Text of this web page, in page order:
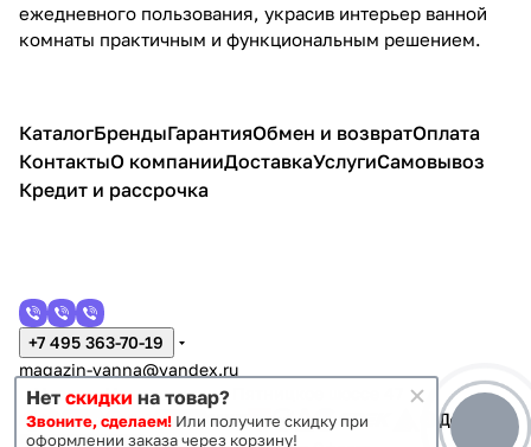
ежедневного пользования, украсив интерьер ванной
комнаты практичным и функциональным решением.
КаталогБрендыГарантияОбмен и возвратОплата
КонтактыО компанииДоставкаУслугиСамовывоз
Кредит и рассрочка
+7 495 363-70-19
magazin-vanna@yandex.ru
г. Москва, Митино, улица Пятницкое шоссе 47
Нет скидки на товар?
Звоните, сделаем! Или получите скидку при
оформлении заказа через корзину!